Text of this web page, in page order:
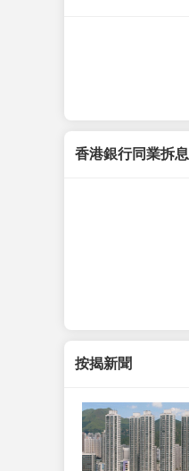
香港銀行同業拆息
按揭新聞